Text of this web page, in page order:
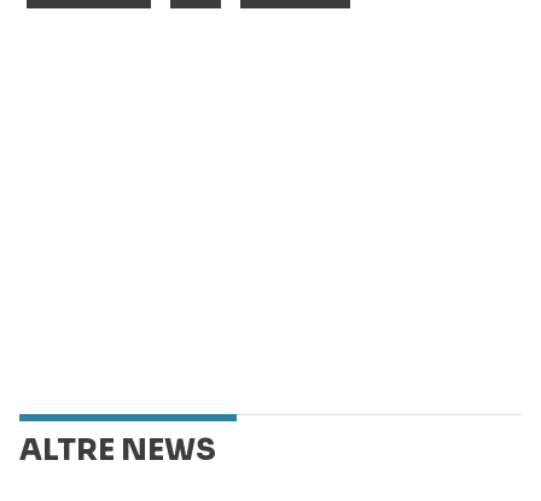
ALTRE NEWS